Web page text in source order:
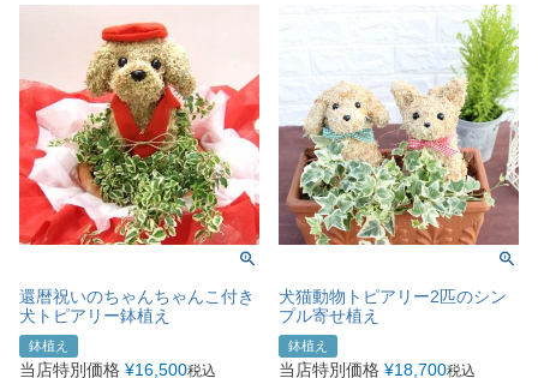
還暦祝いのちゃんちゃんこ付き
犬トピアリー鉢植え
鉢植え
当店特別価格 ¥16,500税込
犬猫動物トピアリー2匹のシン
プル寄せ植え
鉢植え
当店特別価格 ¥18,700税込